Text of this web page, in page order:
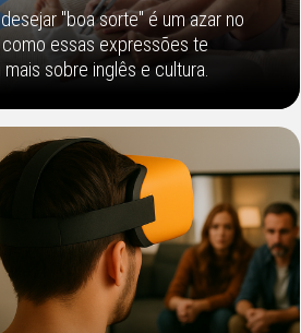
"boa sorte" é um azar no
essas expressões te
mais sobre inglês e cultura.